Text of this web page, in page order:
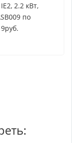
2.2 кВт,
по